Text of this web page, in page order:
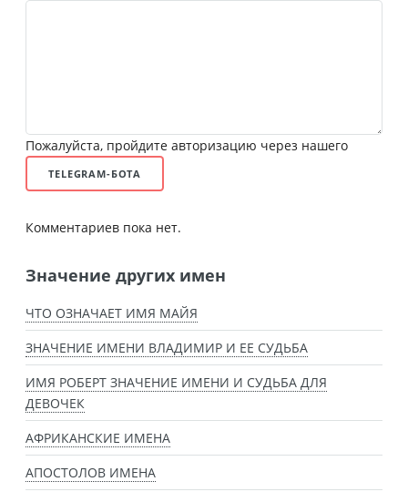
Пожалуйста, пройдите авторизацию через нашего
TELEGRAM-БОТА
Комментариев пока нет.
Значение других имен
ЧТО ОЗНАЧАЕТ ИМЯ МАЙЯ
ЗНАЧЕНИЕ ИМЕНИ ВЛАДИМИР И ЕЕ СУДЬБА
ИМЯ РОБЕРТ ЗНАЧЕНИЕ ИМЕНИ И СУДЬБА ДЛЯ
ДЕВОЧЕК
АФРИКАНСКИЕ ИМЕНА
АПОСТОЛОВ ИМЕНА